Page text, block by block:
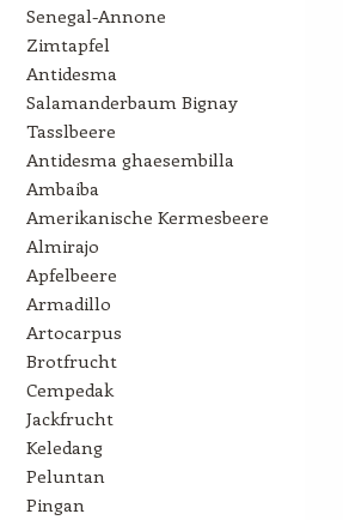
Senegal-Annone
Zimtapfel
Antidesma
Salamanderbaum Bignay
Tasslbeere
Antidesma ghaesembilla
Ambaiba
Amerikanische Kermesbeere
Almirajo
Apfelbeere
Armadillo
Artocarpus
Brotfrucht
Cempedak
Jackfrucht
Keledang
Peluntan
Pingan